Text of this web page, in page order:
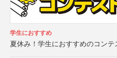
学生におすすめ
夏休み！学生におすすめのコンテ